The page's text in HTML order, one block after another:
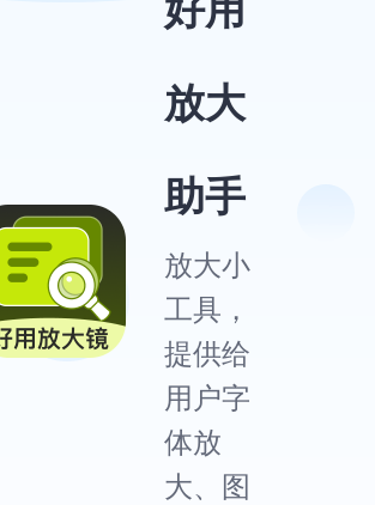
好用
放大
助手
放大小
工具，
提供给
用户字
体放
大、图